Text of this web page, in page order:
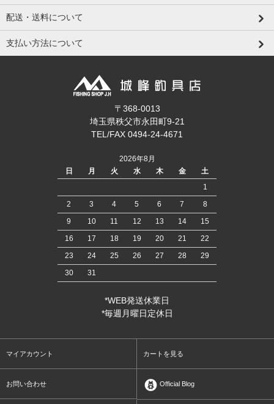
配送・送料について
支払い方法について
〒368-0013
埼玉県秩父市永田町9-21
TEL/FAX 0494-24-4671
2026年8月
日
月 火 水 木 金
土
1
2
3 4 5 6 7
8
9
10 11 12 13 14
15
16
17 18 19 20 21
22
23
24 25 26 27 28
29
30
31
*WEB発送休業日
*毎週月曜日定休日
マイアカウント カートを見る
お問い合わせ Official Blog